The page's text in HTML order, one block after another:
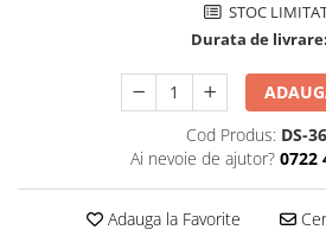
Curele Ceasuri
Curele Apple Watch
Curele Garmin
STOC
Durata de livrare:
Cod Produs: DS-36
Ai nevoie de ajutor? 0722
Adauga la Favorite